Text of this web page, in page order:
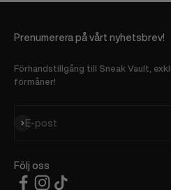
Prenumerera på vårt nyhetsbrev!
Förhandstillgång till Sneak Vault,
förmåner!
E-post
Prenumerera
Följ oss